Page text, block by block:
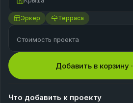
Эркер Терраса
Стоимость проекта
Добавить в корзину ·
Что добавить к проекту